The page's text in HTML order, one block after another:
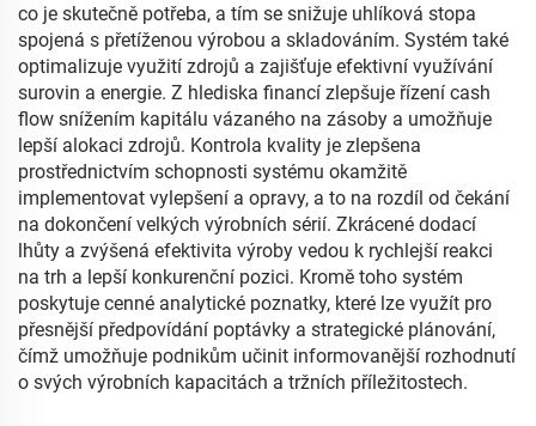
co je skutečně potřeba, a tím se snižuje uhlíková stopa
spojená s přetíženou výrobou a skladováním. Systém také
optimalizuje využití zdrojů a zajišťuje efektivní využívání
surovin a energie. Z hlediska financí zlepšuje řízení cash
flow snížením kapitálu vázaného na zásoby a umožňuje
lepší alokaci zdrojů. Kontrola kvality je zlepšena
prostřednictvím schopnosti systému okamžitě
implementovat vylepšení a opravy, a to na rozdíl od čekání
na dokončení velkých výrobních sérií. Zkrácené dodací
lhůty a zvýšená efektivita výroby vedou k rychlejší reakci
na trh a lepší konkurenční pozici. Kromě toho systém
poskytuje cenné analytické poznatky, které lze využít pro
přesnější předpovídání poptávky a strategické plánování,
čímž umožňuje podnikům učinit informovanější rozhodnutí
o svých výrobních kapacitách a tržních příležitostech.